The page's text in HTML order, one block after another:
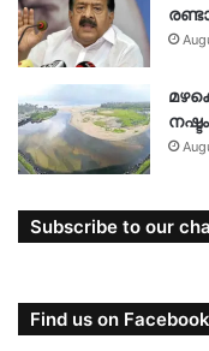
Subscribe to our
Find us on Facebook